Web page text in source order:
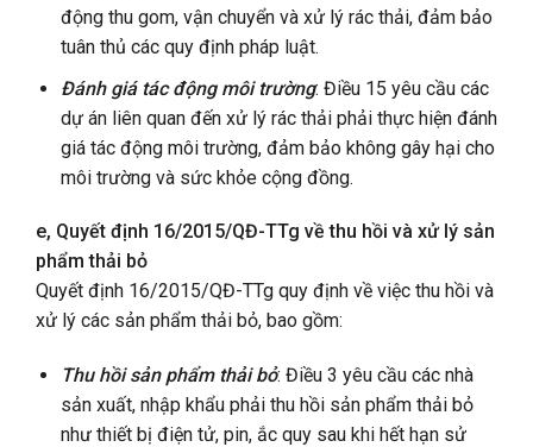
động thu gom, vận chuyển và xử lý rác thải, đảm bảo
tuân thủ các quy định pháp luật.
Đánh giá tác động môi trường: Điều 15 yêu cầu các
dự án liên quan đến xử lý rác thải phải thực hiện đánh
giá tác động môi trường, đảm bảo không gây hại cho
môi trường và sức khỏe cộng đồng.
e, Quyết định 16/2015/QĐ-TTg về thu hồi và xử lý sản
phẩm thải bỏ
Quyết định 16/2015/QĐ-TTg quy định về việc thu hồi và
xử lý các sản phẩm thải bỏ, bao gồm:
Thu hồi sản phẩm thải bỏ: Điều 3 yêu cầu các nhà
sản xuất, nhập khẩu phải thu hồi sản phẩm thải bỏ
như thiết bị điện tử, pin, ắc quy sau khi hết hạn sử